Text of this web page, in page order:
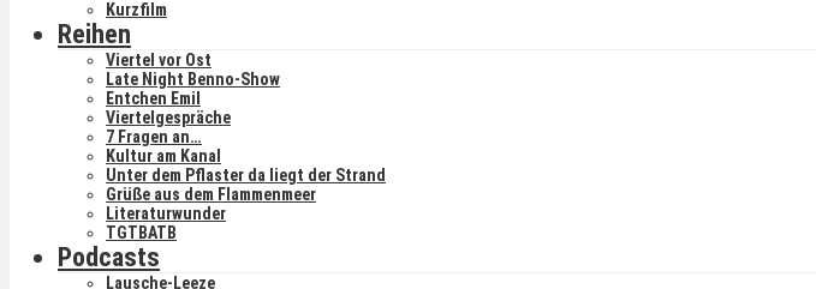
Kurzfilm
Reihen
Viertel vor Ost
Late Night Benno-Show
Entchen Emil
Viertelgespräche
7 Fragen an…
Kultur am Kanal
Unter dem Pflaster da liegt der Strand
Grüße aus dem Flammenmeer
Literaturwunder
TGTBATB
Podcasts
Lausche-Leeze